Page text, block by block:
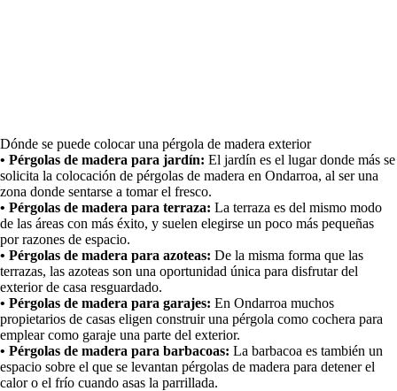
Dónde se puede colocar una pérgola de madera exterior
• Pérgolas de madera para jardín: El jardín es el lugar donde más se
solicita la colocación de pérgolas de madera en Ondarroa, al ser una
zona donde sentarse a tomar el fresco.
• Pérgolas de madera para terraza: La terraza es del mismo modo
de las áreas con más éxito, y suelen elegirse un poco más pequeñas
porrazones de espacio.
• Pérgolas de madera para azoteas: De la misma forma que las
terrazas, las azoteas son una oportunidad única para disfrutar del
exterior de casa resguardado.
• Pérgolas de madera para garajes: En Ondarroa muchos
propietarios de casas eligen construir una pérgola como cochera para
emplear como garaje una parte del exterior.
• Pérgolas de madera para barbacoas: La barbacoa es también un
espacio sobre el que se levantan pérgolas de madera para detener el
calor o el frío cuando asas la parrillada.